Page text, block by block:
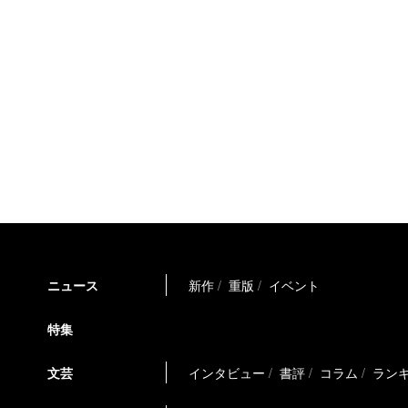
ニュース 新作 重版 イベント
特集
文芸 インタビュー 書評 コラム ラン